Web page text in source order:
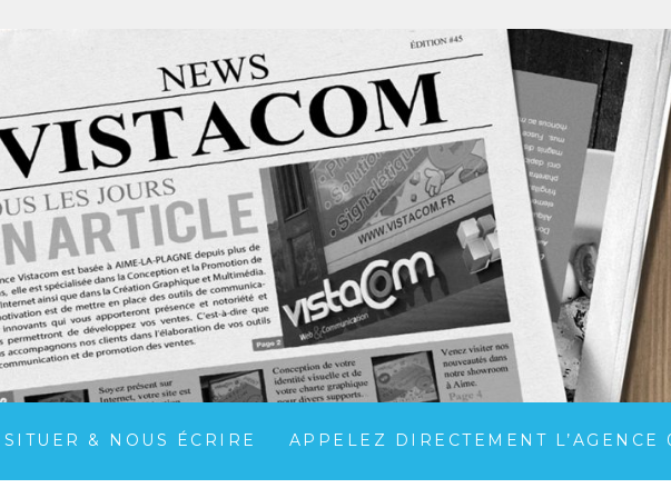
SITUER & NOUS ÉCRIRE APPELEZ DIRECTEMENT L’AGENCE